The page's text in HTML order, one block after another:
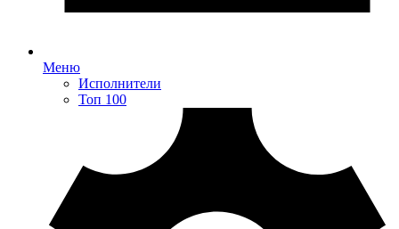
Меню
Исполнители
Топ 100